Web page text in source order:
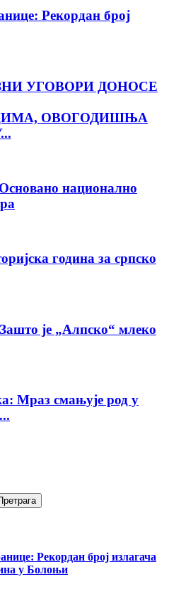
Рекордан број
УГОВОРИ ДОНОСЕ
ОВОГОДИШЊА
национално
година за српско
је „Алпско“ млеко
Мраз смањује род у
Рекордан број излагача
у Болоњи